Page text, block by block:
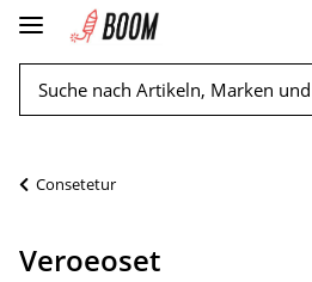
Consetetur
Veroeoset